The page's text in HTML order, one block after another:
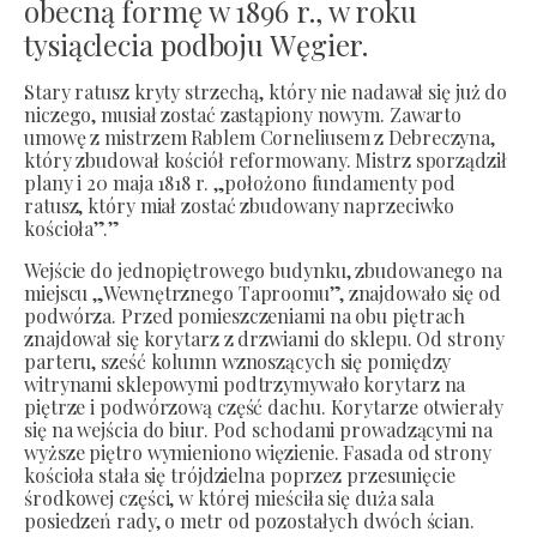
obecną formę w 1896 r., w roku
tysiąclecia podboju Węgier.
Stary ratusz kryty strzechą, który nie nadawał się już do
niczego, musiał zostać zastąpiony nowym. Zawarto
umowę z mistrzem Rablem Corneliusem z Debreczyna,
który zbudował kościół reformowany. Mistrz sporządził
plany i 20 maja 1818 r. „położono fundamenty pod
ratusz, który miał zostać zbudowany naprzeciwko
kościoła”.”
Wejście do jednopiętrowego budynku, zbudowanego na
miejscu „Wewnętrznego Taproomu”, znajdowało się od
podwórza. Przed pomieszczeniami na obu piętrach
znajdował się korytarz z drzwiami do sklepu. Od strony
parteru, sześć kolumn wznoszących się pomiędzy
witrynami sklepowymi podtrzymywało korytarz na
piętrze i podwórzową część dachu. Korytarze otwierały
się na wejścia do biur. Pod schodami prowadzącymi na
wyższe piętro wymieniono więzienie. Fasada od strony
kościoła stała się trójdzielna poprzez przesunięcie
środkowej części, w której mieściła się duża sala
posiedzeń rady, o metr od pozostałych dwóch ścian.